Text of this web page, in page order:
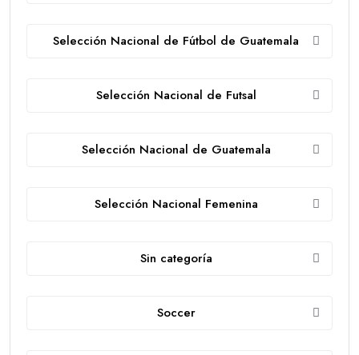
Selección Nacional de Fútbol de Guatemala
Selección Nacional de Futsal
Selección Nacional de Guatemala
Selección Nacional Femenina
Sin categoría
Soccer